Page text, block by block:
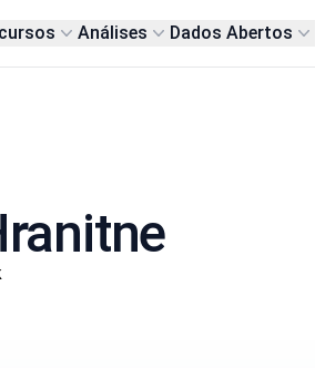
Análises Dados Abertos